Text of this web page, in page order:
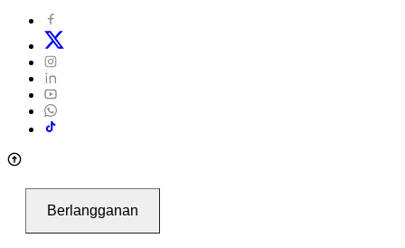
Berlangganan